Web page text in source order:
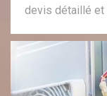
devis détaillé et